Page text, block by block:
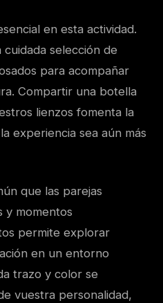
en esta actividad.
selección de
para acompañar
Compartir una botella
lienzos fomenta la
experiencia sea aún más
que las parejas
y momentos
permite explorar
en un entorno
trazo y color se
vuestra personalidad,